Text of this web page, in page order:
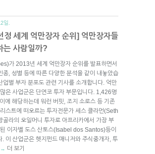
일.
정 세계 억만장자 순위] 억만장자들
는 사람일까?
가 2013년 세계 억만장자 순위를 발표하면서
종, 성별 등에 따른 다양한 분석을 같이 내놓았습
업별 부자 분포도 관련 기사를 소개합니다. 억만
은 사업군은 단연코 투자 부문입니다. 1,426명
에 해당하는데 워런 버핏, 조지 소로스 등 기존
스트에 떠오르는 투자전문가 세스 클라먼(Seth
라의 오일머니 투자로 아프리카에서 가장 부
이자벨 도스 산토스(Isabel dos Santos)등이
. 이 산업군은 헷지펀드 매니저와 주식중개자, 투
→ 더 보기